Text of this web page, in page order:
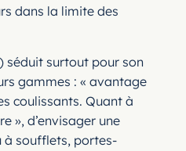
dans la limite des
séduit surtout pour son
gammes : « avantage
coulissants. Quant à
», d’envisager une
à soufflets, portes-